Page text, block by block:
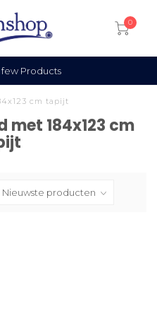
0
few Products
cm tapijt
184x123 cm